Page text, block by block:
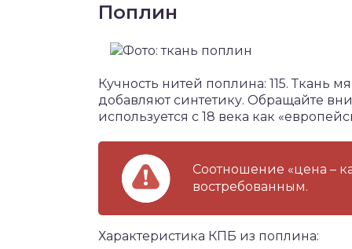
Поплин
Кучность нитей поплина: 115. Ткань
добавляют синтетику. Обращайте
используется с 18 века как
Соотношение «цена –
востребованным.
Характеристика КПБ из поплина: